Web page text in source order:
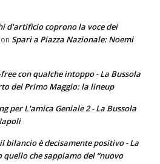
d'artificio coprono la voce dei
on Spari a Piazza Nazionale: Noemi
con qualche intoppo - La Bussola
del Primo Maggio: la lineup
per L'amica Geniale 2 - La Bussola
bilancio è decisamente positivo - La
che sappiamo del “nuovo